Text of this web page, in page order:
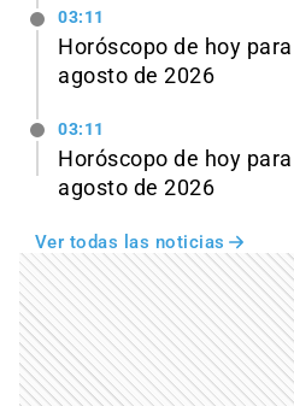
03:11
Horóscopo de hoy
agosto de 2026
03:11
Horóscopo de hoy
agosto de 2026
Ver todas las noticias